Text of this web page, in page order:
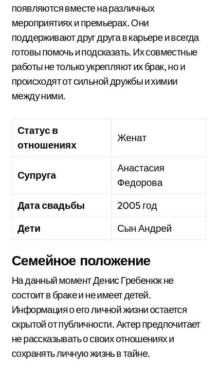
появляются вместе на различных
мероприятиях и премьерах. Они
поддерживают друг друга в карьере и всегда
готовы помочь и подсказать. Их совместные
работы не только укрепляют их брак, но и
происходят от сильной дружбы и химии
между ними.
Статус в
отношениях
Женат
Супруга
Анастасия
Федорова
Дата свадьбы
2005 год
Дети
Сын Андрей
Семейное положение
На данный момент Денис Гребенюк не
состоит в браке и не имеет детей.
Информация о его личной жизни остается
скрытой от публичности. Актер предпочитает
не рассказывать о своих отношениях и
сохранять личную жизнь в тайне.